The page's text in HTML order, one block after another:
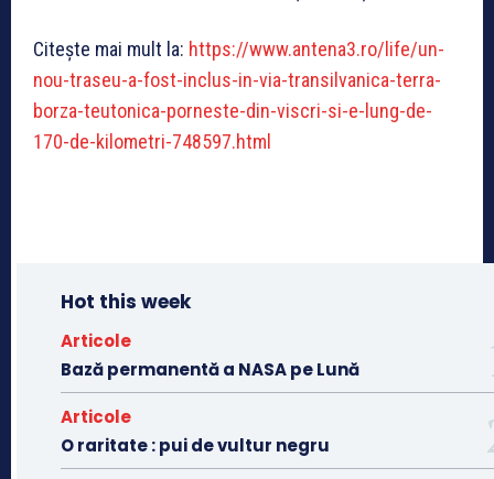
Citește mai mult la: https://www.antena3.ro/life/un-
nou-traseu-a-fost-inclus-in-via-transilvanica-terra-
borza-teutonica-porneste-din-viscri-si-e-lung-de-
170-de-kilometri-748597.html
Hot this week
Articole
Bază permanentă a NASA pe Lună
Articole
O raritate : pui de vultur negru